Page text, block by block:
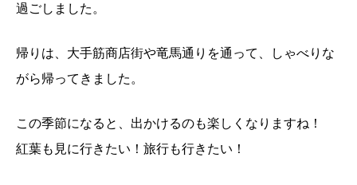
過ごしました。
帰りは、大手筋商店街や竜馬通りを通って、しゃべりな
がら帰ってきました。
この季節になると、出かけるのも楽しくなりますね！
紅葉も見に行きたい！旅行も行きたい！